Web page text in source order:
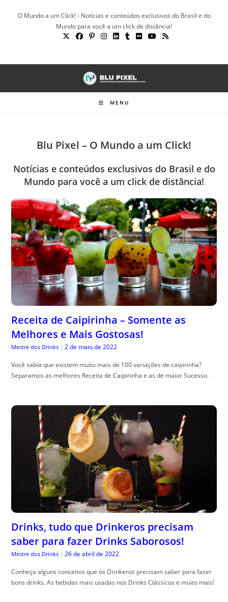
O Mundo a um Click! - Notícias e conteúdos exclusivos do Brasil e do
Mundo para você a um click de distância!
MENU
Blu Pixel – O Mundo a um Click!
Notícias e conteúdos exclusivos do Brasil e do
Mundo para você a um click de distância!
Receita de Caipirinha – Somente as
Melhores e Mais Gostosas!
Mestre dos Drinks | 2 de maio de 2022
Você sabia que existem muito mais de 100 variações de caipirinha?
Separamos as melhores Receita de Caipirinha e as de maior Sucesso.
Drinks, tudo que Drinkeros precisam
saber para fazer Drinks Saborosos!
Mestre dos Drinks | 26 de abril de 2022
Conheça alguns conceitos que os Drinkeros precisam saber para fazer
bons drinks. As bebidas mais usadas nos Drinks Clássicos e muito mais!